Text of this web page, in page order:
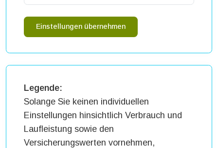
Einstellungen übernehmen
Legende:
Solange Sie keinen individuellen
Einstellungen hinsichtlich Verbrauch und
Laufleistung sowie den
Versicherungswerten vornehmen,